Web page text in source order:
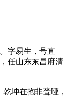
字易生，号直
任山东东昌府清
坤在抱非聋哑，